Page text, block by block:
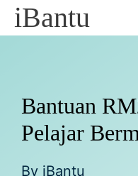
SkipiBantu
Bantuan
Pelajar
By iBantu